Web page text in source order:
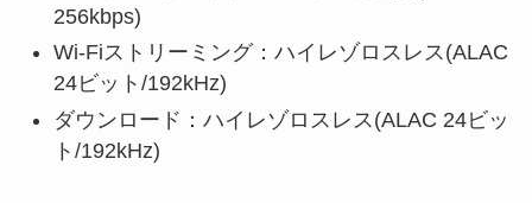
256kbps)
Wi-Fiストリーミング：ハイレゾロスレス(ALAC
24ビット/192kHz)
ダウンロード：ハイレゾロスレス(ALAC 24ビッ
ト/192kHz)